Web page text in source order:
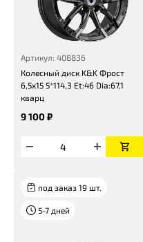
Артикул: 408836
Колесный диск K&K Фрост
6,5x15 5*114,3 Et:46 Dia:67,1
кварц
9 100 ₽
под заказ 19 шт.
5-7 дней